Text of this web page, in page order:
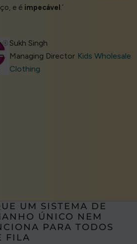
e é impecável.’
Sukh Singh
Managing Director Kids Wholesale
Clothing
UM SISTEMA DE
ÚNICO NEM
PARA TODOS
FILA